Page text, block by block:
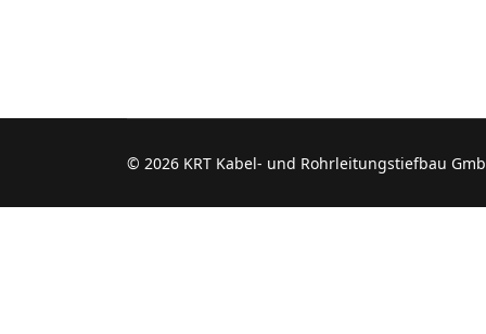
© 2026 KRT Kabel- und Rohrleitungstiefbau